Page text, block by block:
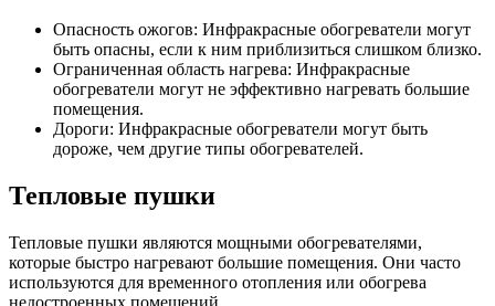
Опасность ожогов: Инфракрасные обогреватели могут
быть опасны, если к ним приблизиться слишком близко.
Ограниченная область нагрева: Инфракрасные
обогреватели могут не эффективно нагревать большие
помещения.
Дороги: Инфракрасные обогреватели могут быть
дороже, чем другие типы обогревателей.
Тепловые пушки
Тепловые пушки являются мощными обогревателями,
которые быстро нагревают большие помещения. Они часто
используются для временного отопления или обогрева
недостроенных помещений.